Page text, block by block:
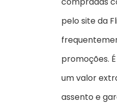
pelo site da
promoções.
um valor
assento e